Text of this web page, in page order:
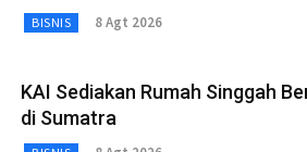
BISNIS 8 Agt 2026
KAI Sediakan Rumah Singgah
di Sumatra